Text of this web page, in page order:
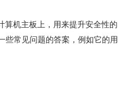
算机主板上，用来提升安全性的
些常见问题的答案，例如它的用